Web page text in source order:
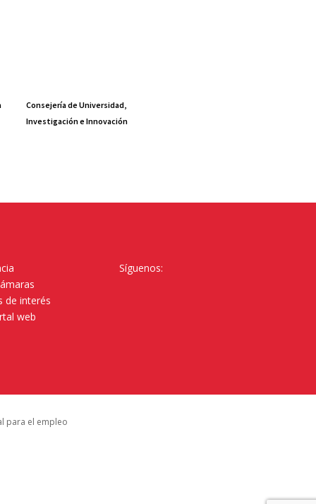
Consejería de Universidad,
Investigación e Innovación
de interés
web
Síguenos:
para el empleo